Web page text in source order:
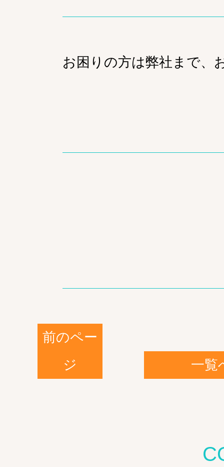
お困りの方は弊社まで、
前のペー
ジ
一覧